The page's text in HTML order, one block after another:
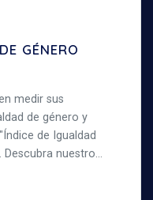
GÉNERO
medir sus
de género y
de Igualdad
Descubra nuestro